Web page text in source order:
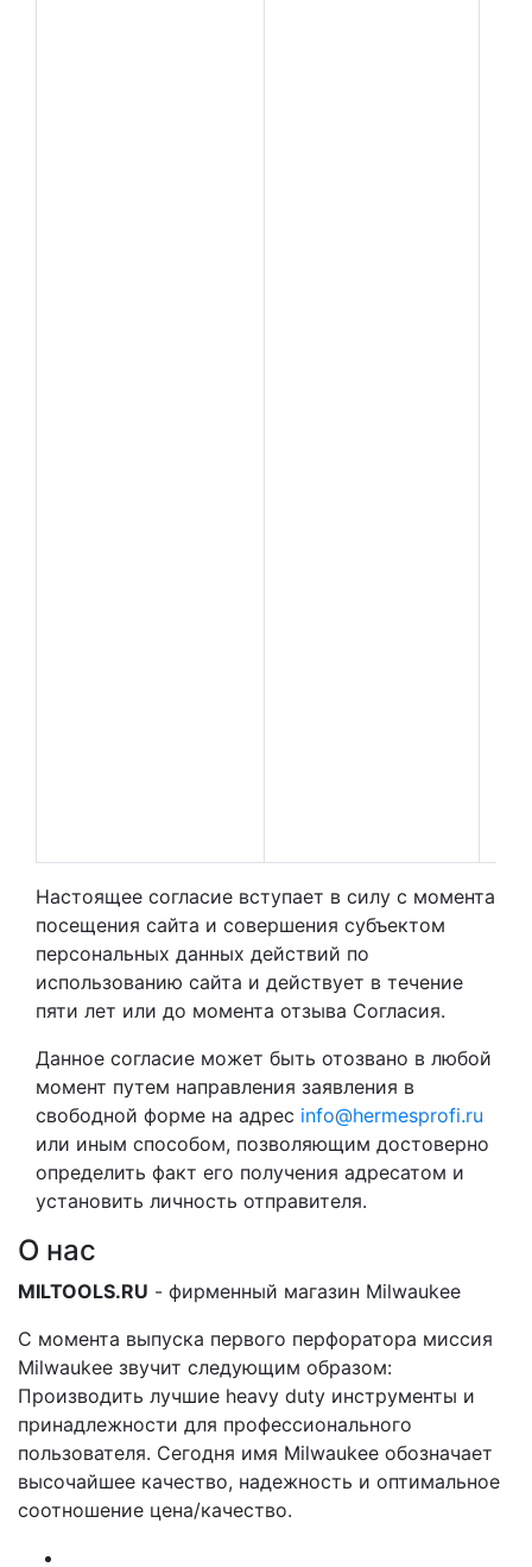
Настоящее согласие вступает в силу с момента
посещения сайта и совершения субъектом
персональных данных действий по
использованию сайта и действует в течение
пяти лет или до момента отзыва Согласия.
Данное согласие может быть отозвано в любой
момент путем направления заявления в
свободной форме на адрес info@hermesprofi.ru
или иным способом, позволяющим достоверно
определить факт его получения адресатом и
установить личность отправителя.
О нас
MILTOOLS.RU - фирменный магазин Milwaukee
С момента выпуска первого перфоратора миссия
Milwaukee звучит следующим образом:
Производить лучшие heavy duty инструменты и
принадлежности для профессионального
пользователя. Сегодня имя Milwaukee обозначает
высочайшее качество, надежность и оптимальное
соотношение цена/качество.